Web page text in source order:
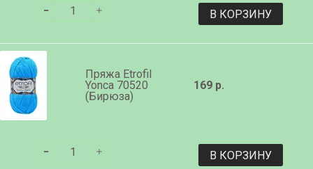
В КОРЗИНУ
Пряжа Etrofil
Yonca 70520
(Бирюза)
169 р.
В КОРЗИНУ